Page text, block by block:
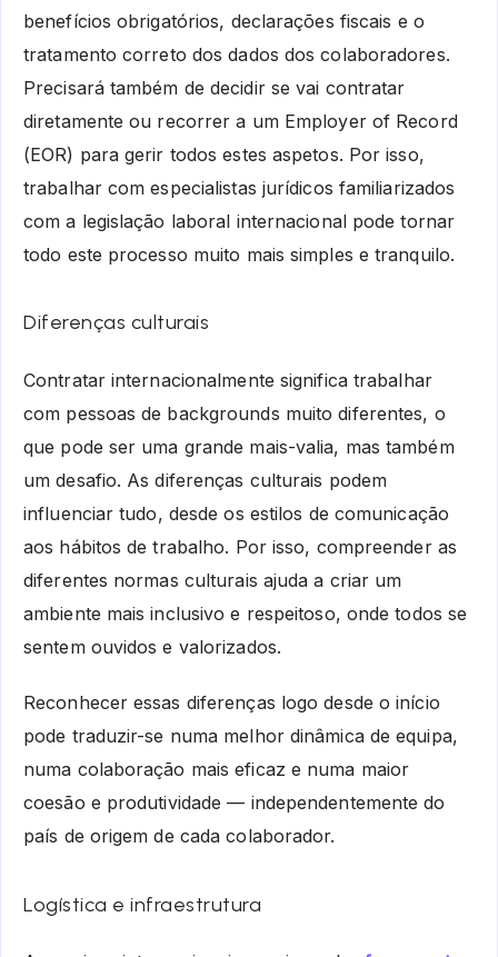
benefícios obrigatórios, declarações fiscais e o
tratamento correto dos dados dos colaboradores.
Precisará também de decidir se vai contratar
diretamente ou recorrer a um Employer of Record
(EOR) para gerir todos estes aspetos. Por isso,
trabalhar com especialistas jurídicos familiarizados
com a legislação laboral internacional pode tornar
todo este processo muito mais simples e tranquilo.
Diferenças culturais
Contratar internacionalmente significa trabalhar
com pessoas de backgrounds muito diferentes, o
que pode ser uma grande mais-valia, mas também
um desafio. As diferenças culturais podem
influenciar tudo, desde os estilos de comunicação
aos hábitos de trabalho. Por isso, compreender as
diferentes normas culturais ajuda a criar um
ambiente mais inclusivo e respeitoso, onde todos se
sentem ouvidos e valorizados.
Reconhecer essas diferenças logo desde o início
pode traduzir-se numa melhor dinâmica de equipa,
numa colaboração mais eficaz e numa maior
coesão e produtividade — independentemente do
país de origem de cada colaborador.
Logística e infraestrutura